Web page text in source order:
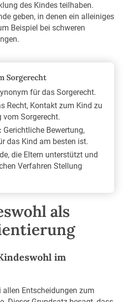
des Kindes teilhaben.
geben, in denen ein alleiniges
Beispiel bei schweren
Sorgerecht
für das Sorgerecht.
Recht, Kontakt zum Kind zu
vom Sorgerecht.
Gerichtliche Bewertung,
das Kind am besten ist.
die Eltern unterstützt und
Verfahren Stellung
als
im
Entscheidungen zum